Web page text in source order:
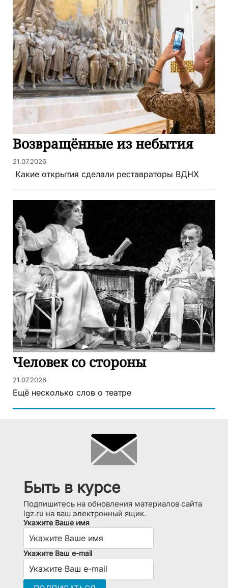
Возвращённые из небытия
21.07.2026
Какие открытия сделали реставраторы ВДНХ
Человек со стороны
21.07.2026
Ещё несколько слов о театре
Быть в курсе
Подпишитесь на обновления материалов сайта
lgz.ru на ваш электронный ящик.
Укажите Ваше имя
Укажите Ваш e-mail